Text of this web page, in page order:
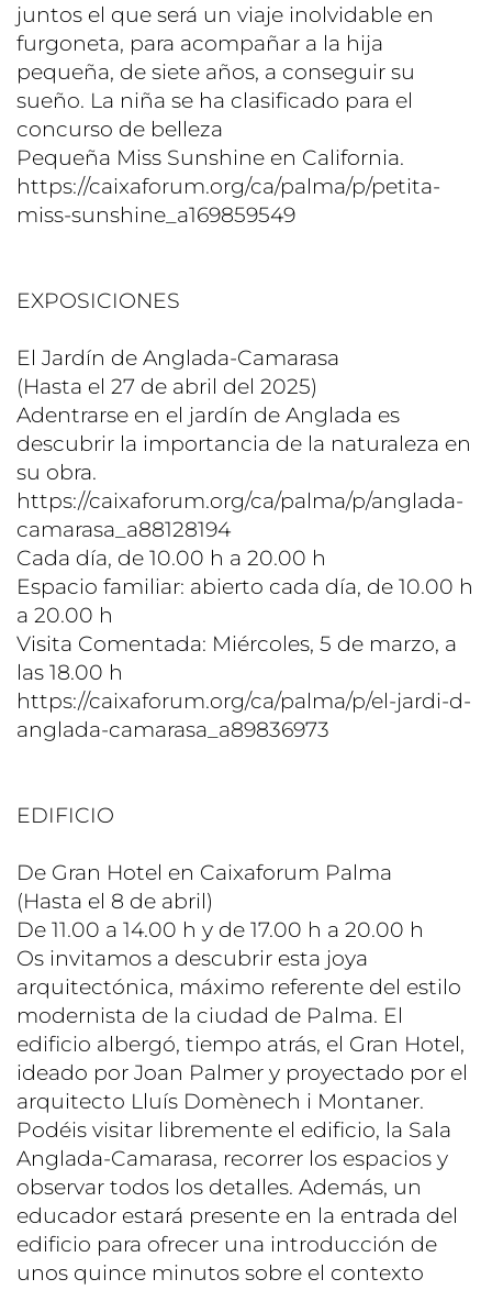
juntos el que será un viaje inolvidable en
furgoneta, para acompañar a la hija
pequeña, de siete años, a conseguir su
sueño. La niña se ha clasificado para el
concurso de belleza
Pequeña Miss Sunshine en California.
https://caixaforum.org/ca/palma/p/petita-
miss-sunshine_a169859549
EXPOSICIONES
El Jardín de Anglada-Camarasa
(Hasta el 27 de abril del 2025)
Adentrarse en el jardín de Anglada es
descubrir la importancia de la naturaleza en
su obra.
https://caixaforum.org/ca/palma/p/anglada-
camarasa_a88128194
Cada día, de 10.00 h a 20.00 h
Espacio familiar: abierto cada día, de 10.00 h
a 20.00 h
Visita Comentada: Miércoles, 5 de marzo, a
las 18.00 h
https://caixaforum.org/ca/palma/p/el-jardi-d-
anglada-camarasa_a89836973
EDIFICIO
De Gran Hotel en Caixaforum Palma
(Hasta el 8 de abril)
De 11.00 a 14.00 h y de 17.00 h a 20.00 h
Os invitamos a descubrir esta joya
arquitectónica, máximo referente del estilo
modernista de la ciudad de Palma. El
edificio albergó, tiempo atrás, el Gran Hotel,
ideado por Joan Palmer y proyectado por el
arquitecto Lluís Domènech i Montaner.
Podéis visitar libremente el edificio, la Sala
Anglada-Camarasa, recorrer los espacios y
observar todos los detalles. Además, un
educador estará presente en la entrada del
edificio para ofrecer una introducción de
unos quince minutos sobre el contexto